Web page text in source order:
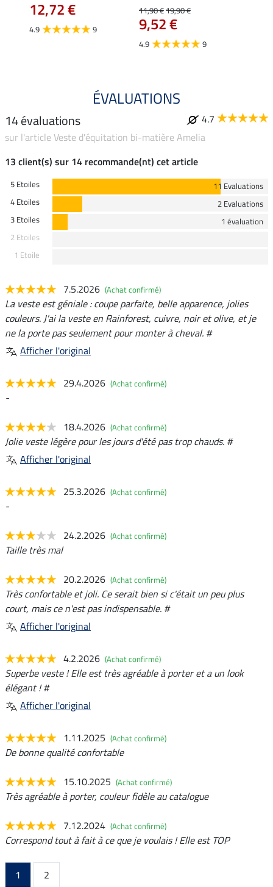
12,72 €
4.9 9
11,90 €19,90 €
9,52 €
4.9 9
ÉVALUATIONS
14 évaluations
4.7
sur l'article Veste d'équitation bi-matière Amelia
13 client(s) sur 14 recommande(nt) cet article
5 Etoiles
11 Evaluations
4 Etoiles
2 Evaluations
3 Etoiles
1 évaluation
2 Etoiles
1 Etoile
7.5.2026 (Achat confirmé)
La veste est géniale : coupe parfaite, belle apparence, jolies
couleurs. J'ai la veste en Rainforest, cuivre, noir et olive, et je
ne la porte pas seulement pour monter à cheval. #
Afficher l'original
29.4.2026 (Achat confirmé)
-
18.4.2026 (Achat confirmé)
Jolie veste légère pour les jours d'été pas trop chauds. #
Afficher l'original
25.3.2026 (Achat confirmé)
-
24.2.2026 (Achat confirmé)
Taille très mal
20.2.2026 (Achat confirmé)
Très confortable et joli. Ce serait bien si c'était un peu plus
court, mais ce n'est pas indispensable. #
Afficher l'original
4.2.2026 (Achat confirmé)
Superbe veste ! Elle est très agréable à porter et a un look
élégant ! #
Afficher l'original
1.11.2025 (Achat confirmé)
De bonne qualité confortable
15.10.2025 (Achat confirmé)
Très agréable à porter, couleur fidèle au catalogue
7.12.2024 (Achat confirmé)
Correspond tout à fait à ce que je voulais ! Elle est TOP
1
2